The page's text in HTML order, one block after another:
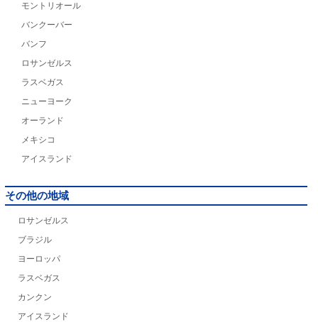
モントリオール
バンクーバー
バンフ
ロサンゼルス
ラスベガス
ニューヨーク
オーランド
メキシコ
アイスランド
その他の地域
ロサンゼルス
ブラジル
ヨーロッパ
ラスベガス
カンクン
アイスランド